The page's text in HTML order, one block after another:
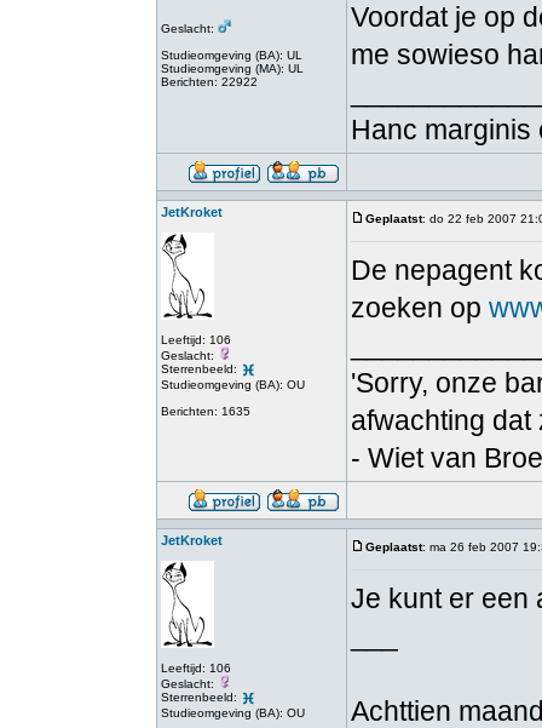
Geslacht:
Studieomgeving (BA): UL
Studieomgeving (MA): UL
Berichten: 22922
Voordat je op
me sowieso
Hanc marginis
JetKroket
Leeftijd: 106
Geslacht:
Sterrenbeeld:
Studieomgeving (BA): OU
Berichten: 1635
Geplaatst: do 22 feb 2007
De nepagent
zoeken op
'Sorry, onze
afwachting dat
- Wiet van
JetKroket
Leeftijd: 106
Geslacht:
Sterrenbeeld:
Studieomgeving (BA): OU
Geplaatst: ma 26 feb 2007
Je kunt er een
Achttien